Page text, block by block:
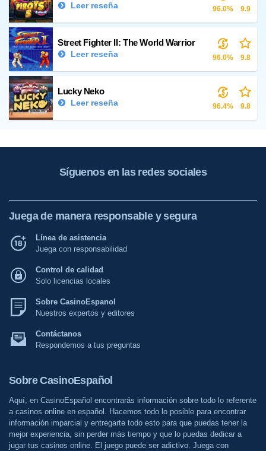
Leer reseña 96.0% 9.9
Street Fighter II: The World Warrior
Leer reseña 96.0% 9.8
Lucky Neko
Leer reseña 96.4% 9.8
Síguenos en las redes sociales
Juega de manera responsable y segura
Línea de asistencia
Juega con responsabilidad
Control de calidad
Solo licencias locales
Sobre CasinoEspanol
Nuestros expertos y editores
Contáctanos
Respondemos a tus preguntas
Sobre CasinoEspañol
Aquí, en CasinoEspañol encontrarás información sobre todo lo referente
a casinos online en español. Hacemos todo lo posible para encontrar
información imparcial y entregarte todo esto para que puedas tener la
mejor experiencia, sin perder más tiempo y que lo puedas dedicar a
jugar tus casinos online. El juego puede ser adictivo. Juega con